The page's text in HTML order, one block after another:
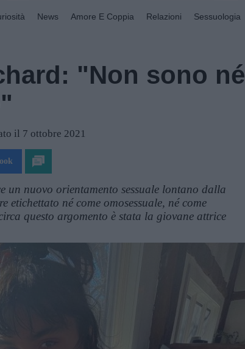
News Amore E Coppia Relazioni Sessuologia
"Non sono né
il 7 ottobre 2021
un nuovo orientamento sessuale lontano dalla
etichettato né come omosessuale, né come
questo argomento è stata la giovane attrice